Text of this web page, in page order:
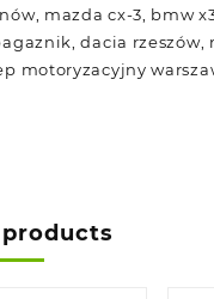
mazda cx-3, bmw
dacia
motoryzacyjny